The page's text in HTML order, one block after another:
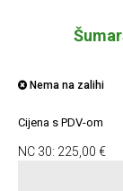
Nema na zalihi
Cijena s PDV-om
NC 30: 225,00 €